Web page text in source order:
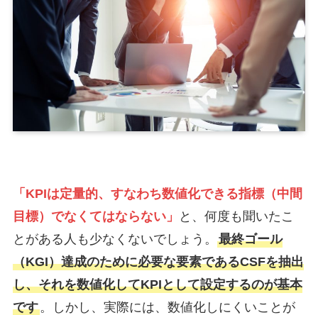
「KPIは定量的、すなわち数値化できる指標（中間
目標）でなくてはならない」
と、何度も聞いたこ
とがある人も少なくないでしょう。 最終ゴール
（KGI）達成のために必要な要素であるCSFを抽出
し、それを数値化してKPIとして設定するのが基本
です。しかし、実際には、数値化しにくいことが